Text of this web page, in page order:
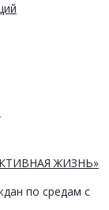
ЖИЗНЬ»
по средам с